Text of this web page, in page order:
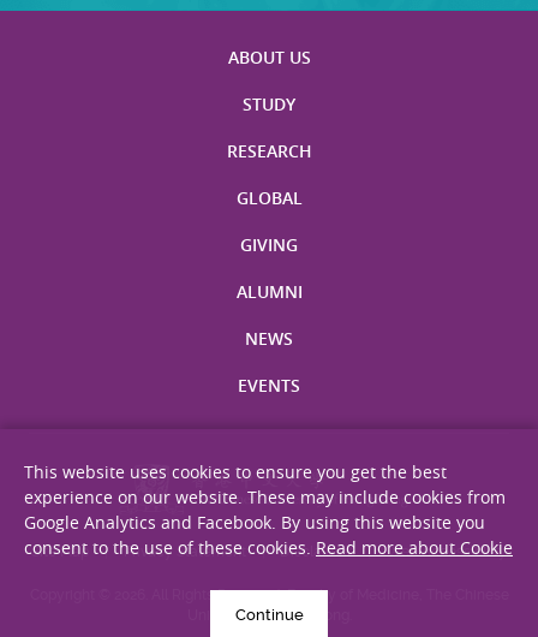
ABOUT US
STUDY
RESEARCH
GLOBAL
GIVING
ALUMNI
NEWS
EVENTS
Site Map Privacy Statement Disclaimer Web Accessibility
Copyright © 2026. All Rights Reserved. Faculty of Medicine, The Chinese
University of Hong Kong.
This website uses cookies to ensure you get the best
experience on our website. These may include cookies from
Google Analytics and Facebook. By using this website you
consent to the use of these cookies. Read more about Cookie
Continue